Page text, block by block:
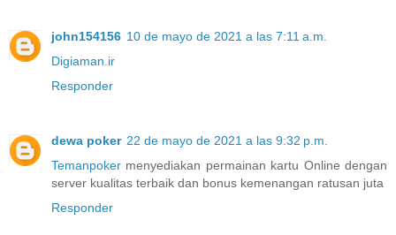
john154156 10 de mayo de 2021 a las 7:11 a.m.
Digiaman.ir
Responder
dewa poker 22 de mayo de 2021 a las 9:32 p.m.
Temanpoker menyediakan permainan kartu Online dengan
server kualitas terbaik dan bonus kemenangan ratusan juta
Responder